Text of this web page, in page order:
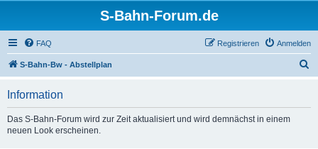
S-Bahn-Forum.de
FAQ Anmelden
Registrieren
S-Bahn-Bw - Abstellplan
Information
Das S-Bahn-Forum wird zur Zeit aktualisiert und wird demnächst in einem
neuen Look erscheinen.